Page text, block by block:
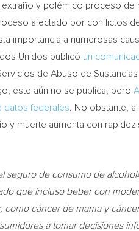
y polémico proceso de
afectado por conflictos
importancia a numerosas
Unidos publicó un
de Abuso de
este aún no se publica, pero
datos federales . No obstante,
y muerte aumenta con
seguro de consumo de
que incluso beber con
cáncer de mama y
a tomar decisiones